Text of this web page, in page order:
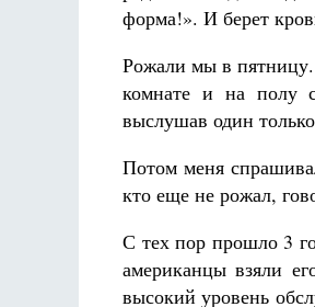
форма!». И берет
Рожали мы в
комнате и на полу
выслушав один
Потом меня
кто еще не рожал,
С тех пор прошло 3
американцы взяли
высокий уровень